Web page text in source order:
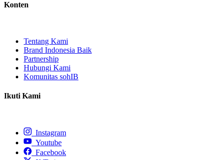
Konten
Tentang Kami
Brand Indonesia Baik
Partnership
Hubungi Kami
Komunitas sohIB
Ikuti Kami
Instagram
Youtube
Facebook